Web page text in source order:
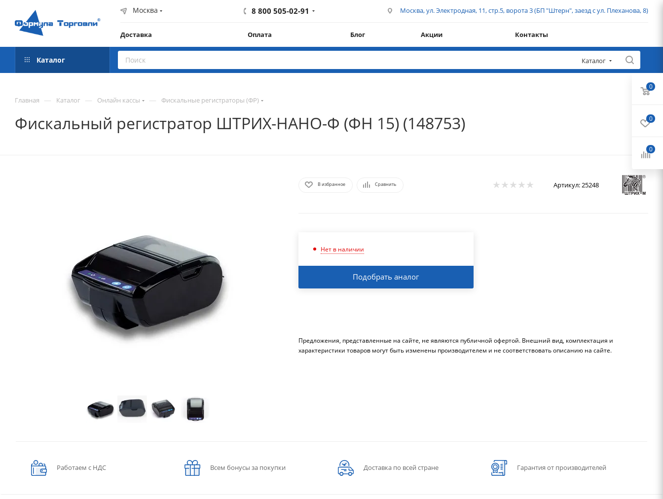
Москва 8 800 505-02-91 Москва, ул. Электродная, 11, стр.5, ворота 3 (БП "Штерн", заезд с ул. Плеханова, 8)
Доставка Оплата Блог Акции Контакты
Каталог Каталог
Главная — Каталог — Онлайн кассы — Фискальные регистраторы (ФР)
Фискальный регистратор ШТРИХ-НАНО-Ф (ФН 15) (148753)
В избранное Сравнить Артикул:25248
Нет в наличии
Подобрать аналог
Предложения, представленные на сайте, не являются публичной офертой. Внешний вид, комплектация и
характеристики товаров могут быть изменены производителем и не соответствовать описанию на сайте.
Работаем с НДС Всем бонусы за покупки Доставка по всей стране Гарантия от производителей
0
0
0